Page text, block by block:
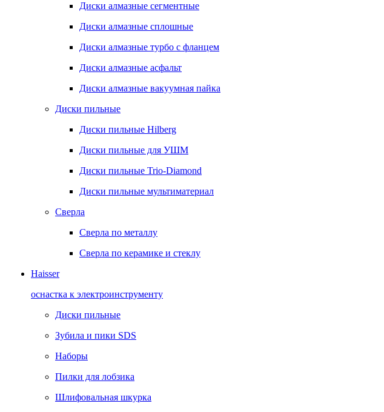
Диски алмазные сегментные
Диски алмазные сплошные
Диски алмазные турбо с фланцем
Диски алмазные асфальт
Диски алмазные вакуумная пайка
Диски пильные
Диски пильные Hilberg
Диски пильные для УШМ
Диски пильные Trio-Diamond
Диски пильные мультиматериал
Сверла
Сверла по металлу
Сверла по керамике и стеклу
Haisser
оснастка к электроинструменту
Диски пильные
Зубила и пики SDS
Наборы
Пилки для лобзика
Шлифовальная шкурка